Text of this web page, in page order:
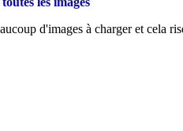
d'images à charger et cela